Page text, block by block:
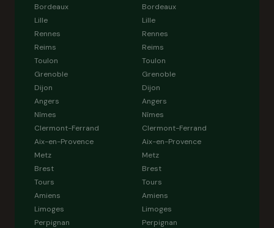
Bordeaux
Lille
Rennes
Reims
Toulon
Grenoble
Dijon
Angers
Nîmes
Clermont-Ferrand
Aix-en-Provence
Metz
Brest
Tours
Amiens
Limoges
Perpignan
Bordeaux
Lille
Rennes
Reims
Toulon
Grenoble
Dijon
Angers
Nîmes
Clermont-Ferrand
Aix-en-Provence
Metz
Brest
Tours
Amiens
Limoges
Perpignan